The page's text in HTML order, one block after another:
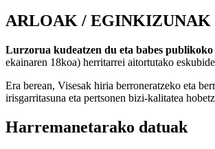
ARLOAK / EGINKIZUNAK
Lurzorua kudeatzen du eta babes
ekainaren 18koa) herritarrei aitortutako
Era berean, Visesak hiria berroneratzeko eta
irisgarritasuna eta pertsonen bizi-kalitatea
Harremanetarako datuak